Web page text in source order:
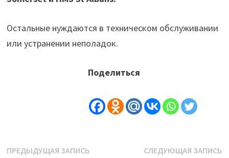
Остальные нуждаются в техническом обслуживании
или устранении неполадок.
Поделиться
Навигация
ПРЕДЫДУЩАЯ ЗАПИСЬПредыдущая
СЛЕДУЮЩАЯ ЗАПИСЬ